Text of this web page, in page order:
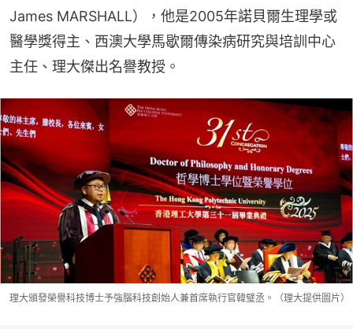
James MARSHALL），他是2005年諾貝爾生理學或
醫學獎得主、西澳大學馬歇爾傳染病研究與培訓中心
主任、理大傑出名譽教授。
理大頒發榮譽科技博士予強腦科技創始人兼首席執行官韓璧丞。（理大提供圖片）